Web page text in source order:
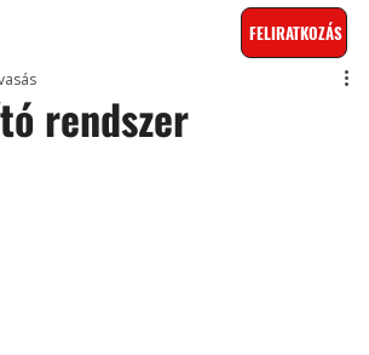
FELIRATKOZÁS
rendszer